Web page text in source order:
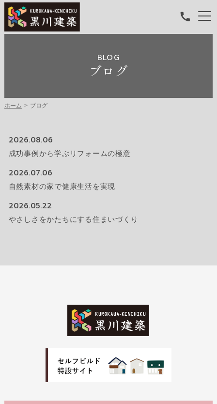
BLOG
ブログ
ホーム ブログ
2026.08.06
成功事例から学ぶリフォームの極意
2026.07.06
自然素材の家で健康生活を実現
2026.05.22
やさしさをかたちにする住まいづくり